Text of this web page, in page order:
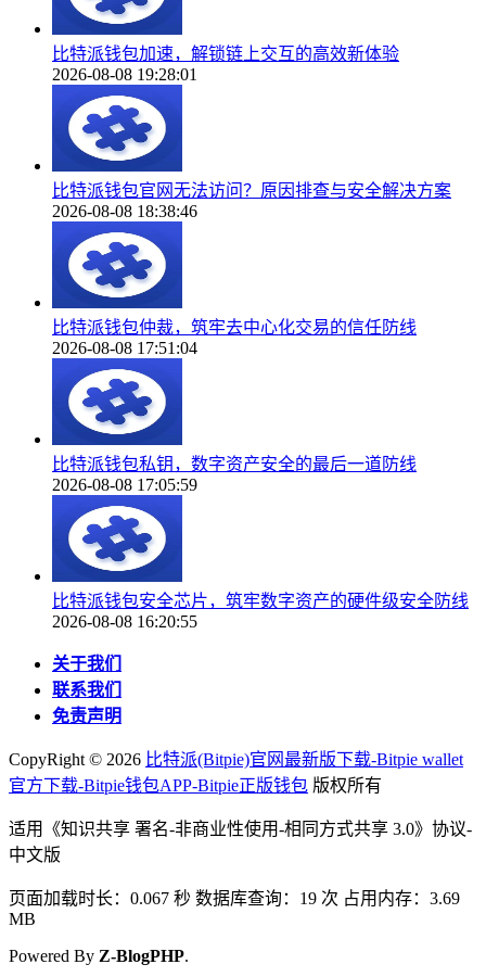
比特派钱包加速，解锁链上交互的高效新体验
2026-08-08 19:28:01
比特派钱包官网无法访问？原因排查与安全解决方案
2026-08-08 18:38:46
比特派钱包仲裁，筑牢去中心化交易的信任防线
2026-08-08 17:51:04
比特派钱包私钥，数字资产安全的最后一道防线
2026-08-08 17:05:59
比特派钱包安全芯片，筑牢数字资产的硬件级安全防线
2026-08-08 16:20:55
关于我们
联系我们
免责声明
CopyRight © 2026 比特派(Bitpie)官网最新版下载-Bitpie wallet
官方下载-Bitpie钱包APP-Bitpie正版钱包 版权所有
适用《知识共享 署名-非商业性使用-相同方式共享 3.0》协议-
中文版
页面加载时长：0.067 秒 数据库查询：19 次 占用内存：3.69
MB
Powered By Z-BlogPHP.